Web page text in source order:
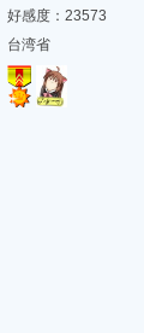
好感度：23573
台湾省